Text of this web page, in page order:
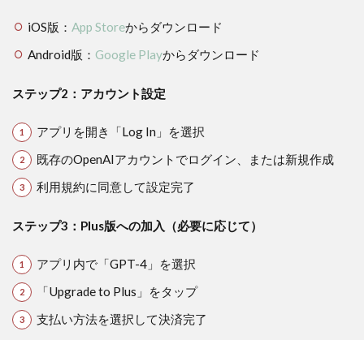
iOS版： App Storeからダウンロード
Android版： Google Playからダウンロード
ステップ2：アカウント設定
アプリを開き「Log In」を選択
既存のOpenAIアカウントでログイン、または新規作成
利用規約に同意して設定完了
ステップ3：Plus版への加入（必要に応じて）
アプリ内で「GPT-4」を選択
「Upgrade to Plus」をタップ
支払い方法を選択して決済完了